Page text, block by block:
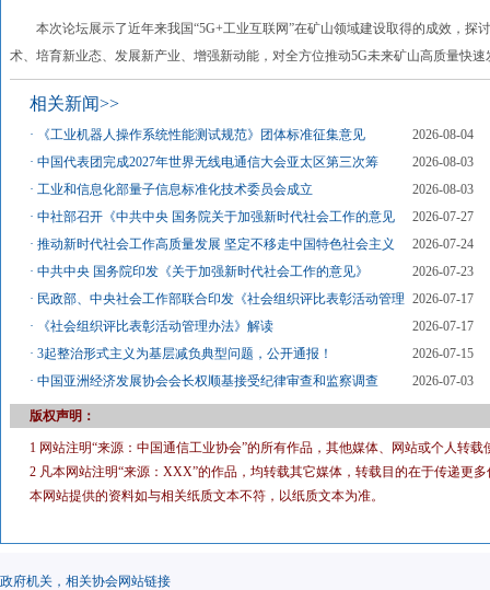
本次论坛展示了近年来我国“5G+工业互联网”在矿山领域建设取得的成效，探
术、培育新业态、发展新产业、增强新动能，对全方位推动5G未来矿山高质量快
相关新闻>>
· 《工业机器人操作系统性能测试规范》团体标准征集意见
2026-08-04
·中国代表团完成2027年世界无线电通信大会亚太区第三次筹
2026-08-03
·工业和信息化部量子信息标准化技术委员会成立
2026-08-03
·中社部召开《中共中央 国务院关于加强新时代社会工作的意见
2026-07-27
·推动新时代社会工作高质量发展 坚定不移走中国特色社会主义
2026-07-24
·中共中央 国务院印发《关于加强新时代社会工作的意见》
2026-07-23
· 民政部、中央社会工作部联合印发《社会组织评比表彰活动管理
2026-07-17
·
《社会组织评比表彰活动管理办法》解读
2026-07-17
·3起整治形式主义为基层减负典型问题，公开通报！
2026-07-15
·中国亚洲经济发展协会会长权顺基接受纪律审查和监察调查 2026-07-03
版权声明：
1 网站注明“来源：中国通信工业协会”的所有作品，其他媒体、网站或个人转
2 凡本网站注明“来源：XXX”的作品，均转载其它媒体，转载目的在于传递更
本网站提供的资料如与相关纸质文本不符，以纸质文本为准。
政府机关，相关协会网站链接